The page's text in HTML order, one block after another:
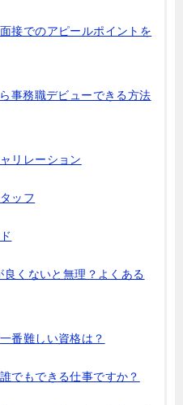
接でのアピールポイントを
事務職デビューできる方法
リレーション
ッフ
良くないと無理？よくある
番難しい資格は？
でもできる仕事ですか？